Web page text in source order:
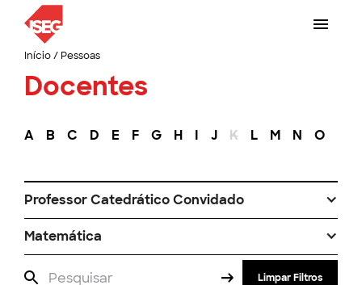
Início/ Pessoas
Docentes
A B C D E F G H I J K L M N O
Professor Catedrático Convidado
Matemática
Limpar Filtros